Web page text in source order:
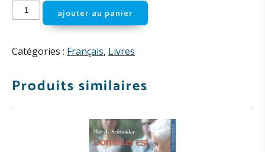
quantité
de
de
(F.
ajouter au panier
Catégories : Français, Livres
Produits similaires